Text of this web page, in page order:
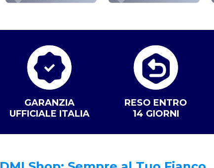
GARANZIA
UFFICIALE ITALIA
RESO ENTRO
14 GIORNI